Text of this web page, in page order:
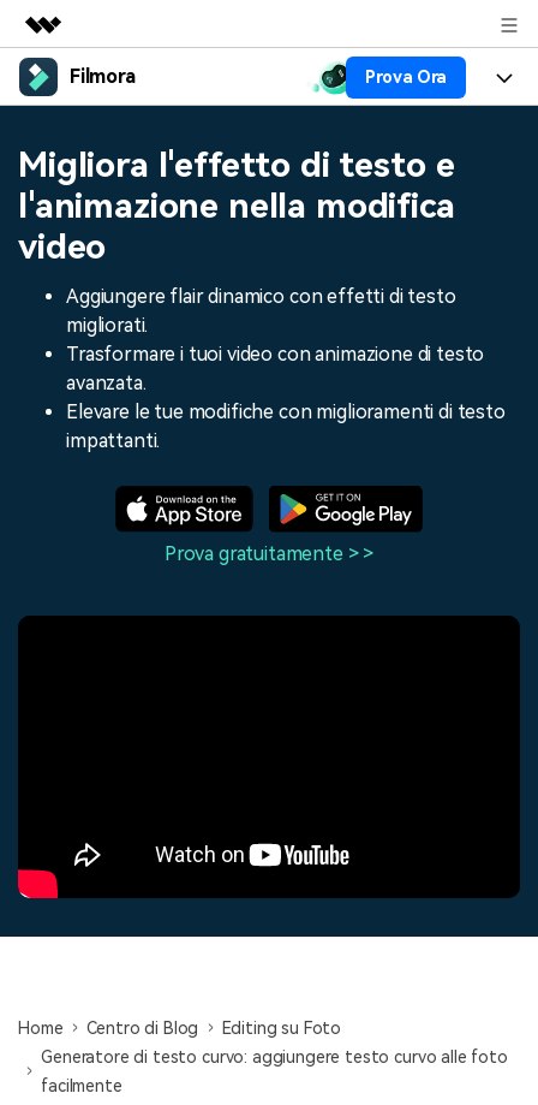
Prodotti in evidenza
Utilità
Panoramica
Soluzione
Chi siamo
Sala stampa
Negozio
Supporto
Filmora Prova Ora
Piattaforme
Funzioni
Risorse
AI
Video/Immagine
Audio
Testo
Soluzioni
Creare
Risorse
Tip per Editing
Tip per Live-Streaming
Diversi Editor Video
Centro Aiuto
Siamo qui per aiutarti
Scopri come i nostri clienti
raggiungono il successo
Migliora l'effetto di testo e
l'animazione nella modifica
video
Aggiungere flair dinamico con effetti di testo
migliorati.
Trasformare i tuoi video con animazione di testo
avanzata.
Elevare le tue modifiche con miglioramenti di testo
impattanti.
Prova gratuitamente > >
Home Centro di Blog
Editing su Foto
Generatore di testo curvo: aggiungere testo curvo alle foto
facilmente